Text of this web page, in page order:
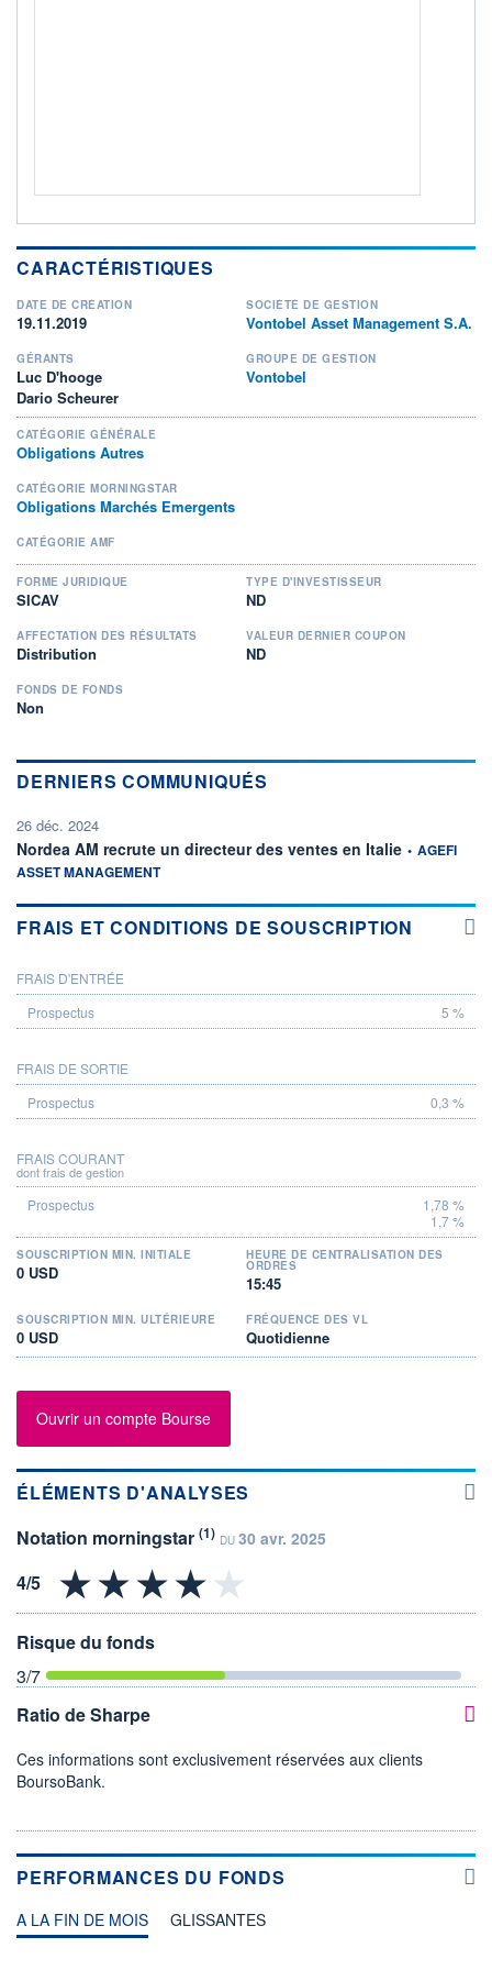
CARACTÉRISTIQUES
DATE DE CRÉATION
19.11.2019
SOCIÉTÉ DE GESTION
Vontobel Asset Management S.A.
GÉRANTS
Luc D'hooge
Dario Scheurer
GROUPE DE GESTION
Vontobel
CATÉGORIE GÉNÉRALE
Obligations Autres
CATÉGORIE MORNINGSTAR
Obligations Marchés Emergents
CATÉGORIE AMF
FORME JURIDIQUE
SICAV
TYPE D'INVESTISSEUR
ND
AFFECTATION DES RÉSULTATS
Distribution
VALEUR DERNIER COUPON
ND
FONDS DE FONDS
Non
DERNIERS COMMUNIQUÉS
26 déc. 2024
Nordea AM recrute un directeur des ventes en Italie information
• AGEFI
ASSET MANAGEMENT
FRAIS ET CONDITIONS DE SOUSCRIPTION
PROSPECTUS
FRAIS D'ENTRÉE
5 %
FRAIS DE SORTIE
0,3 %
FRAIS COURANT
dont frais de gestion
1,78 %
1,7 %
SOUSCRIPTION MIN. INITIALE
0 USD
HEURE DE CENTRALISATION DES
ORDRES
15:45
SOUSCRIPTION MIN. ULTÉRIEURE
0 USD
FRÉQUENCE DES VL
Quotidienne
Ouvrir un compte Bourse
ÉLÉMENTS D'ANALYSES
Notation morningstar (1) DU 30 avr. 2025
Risque du fonds
3/7
Ratio de Sharpe
Ces informations sont exclusivement réservées aux clients
BoursoBank.
PERFORMANCES DU FONDS
A LA FIN DE MOIS GLISSANTES